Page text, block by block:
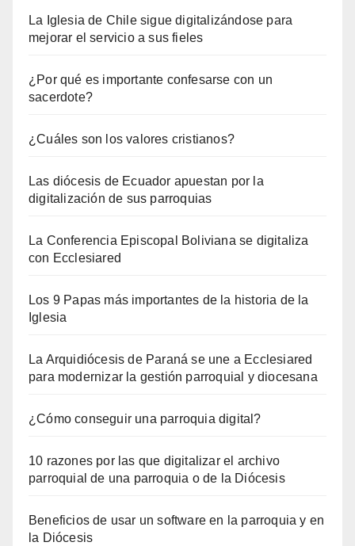
La Iglesia de Chile sigue digitalizándose para
mejorar el servicio a sus fieles
¿Por qué es importante confesarse con un
sacerdote?
¿Cuáles son los valores cristianos?
Las diócesis de Ecuador apuestan por la
digitalización de sus parroquias
La Conferencia Episcopal Boliviana se digitaliza
con Ecclesiared
Los 9 Papas más importantes de la historia de la
Iglesia
La Arquidiócesis de Paraná se une a Ecclesiared
para modernizar la gestión parroquial y diocesana
¿Cómo conseguir una parroquia digital?
10 razones por las que digitalizar el archivo
parroquial de una parroquia o de la Diócesis
Beneficios de usar un software en la parroquia y en
la Diócesis